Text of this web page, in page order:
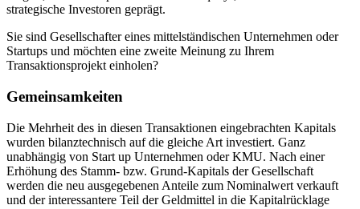
strategische Investoren geprägt.
Sie sind Gesellschafter eines mittelständischen Unternehmen oder
Startups und möchten eine zweite Meinung zu Ihrem
Transaktionsprojekt einholen?
Gemeinsamkeiten
Die Mehrheit des in diesen Transaktionen eingebrachten Kapitals
wurden bilanztechnisch auf die gleiche Art investiert. Ganz
unabhängig von Start up Unternehmen oder KMU. Nach einer
Erhöhung des Stamm- bzw. Grund-Kapitals der Gesellschaft
werden die neu ausgegebenen Anteile zum Nominalwert verkauft
und der interessantere Teil der Geldmittel in die Kapitalrücklage